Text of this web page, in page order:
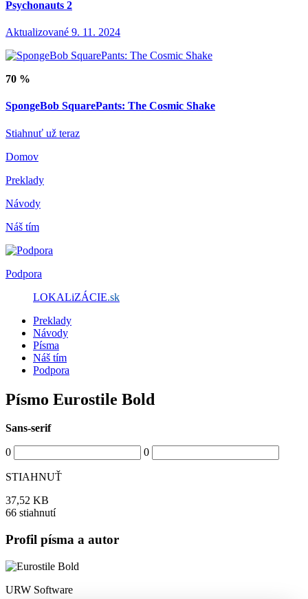
Psychonauts 2
Aktualizované 9. 11. 2024
70 %
SpongeBob SquarePants: The Cosmic Shake
Stiahnuť už teraz
Domov
Preklady
Návody
Náš tím
Podpora
LOKALiZÁCIE.sk
Preklady
Návody
Písma
Náš tím
Podpora
Písmo Eurostile Bold
Sans-serif
0 0
STIAHNUŤ
37,52 KB
66 stiahnutí
Profil písma a autor
URW Software